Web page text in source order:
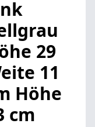
29
11
Höhe
cm